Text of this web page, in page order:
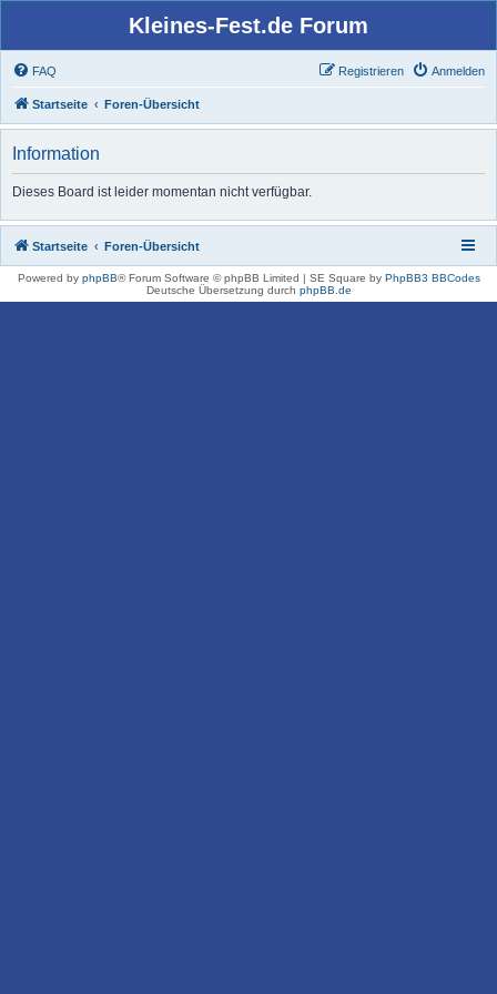
Kleines-Fest.de Forum
FAQ Anmelden
Registrieren
Startseite Foren-Übersicht
Information
Dieses Board ist leider momentan nicht verfügbar.
Startseite Foren-Übersicht
Powered by phpBB® Forum Software © phpBB Limited | SE Square by PhpBB3 BBCodes
Deutsche Übersetzung durch phpBB.de